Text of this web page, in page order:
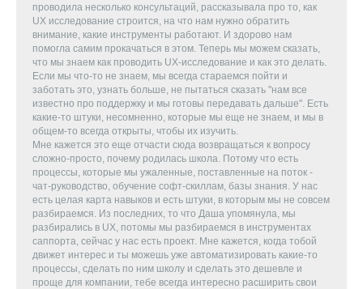
проводила несколько консультаций, рассказывала про то, как
UX исследование строится, на что нам нужно обратить
внимание, какие инструменты работают. И здорово нам
помогла самим прокачаться в этом. Теперь мы можем сказать,
что мы знаем как проводить UX-исследование и как это делать.
Если мы что-то не знаем, мы всегда стараемся пойти и
заботать это, узнать больше, не пытаться сказать "нам все
известно про поддержку и мы готовы передавать дальше". Есть
какие-то штуки, несомненно, которые мы еще не знаем, и мы в
общем-то всегда открыты, чтобы их изучить.
Мне кажется это еще отчасти сюда возвращаться к вопросу
сложно-просто, почему родилась школа. Потому что есть
процессы, которые мы ужаленные, поставленные на поток -
чат-руководство, обучение софт-скиллам, базы знания. У нас
есть целая карта навыков и есть штуки, в которым мы не совсем
разбираемся. Из последних, то что Даша упомянула, мы
разбирались в UX, потомы мы разбираемся в инструментах
саппорта, сейчас у нас есть проект. Мне кажется, когда тобой
движет интерес и ты можешь уже автоматизировать какие-то
процессы, сделать по ним школу и сделать это дешевле и
проще для компании, тебе всегда интересно расширить свои